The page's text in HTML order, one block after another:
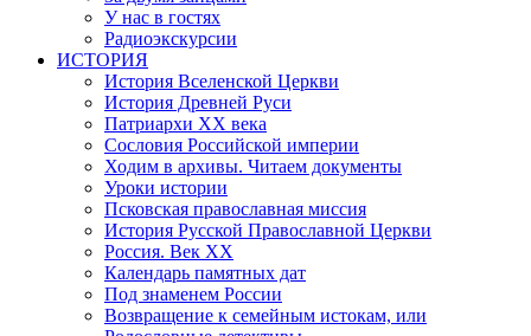
У нас в гостях
Радиоэкскурсии
ИСТОРИЯ
История Вселенской Церкви
История Древней Руси
Патриархи XX века
Сословия Российской империи
Ходим в архивы. Читаем документы
Уроки истории
Псковская православная миссия
История Русской Православной Церкви
Россия. Век ХХ
Календарь памятных дат
Под знаменем России
Возвращение к семейным истокам, или